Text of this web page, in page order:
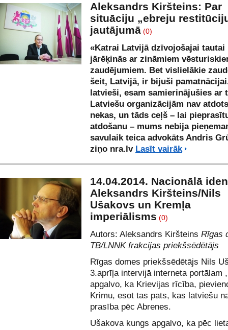
Aleksandrs Kiršteins: Par
situāciju „ebreju
jautājumā (0)
«Katrai Latvijā dzīvojošajai tautai
jārēķinās ar zināmiem
zaudējumiem. Bet vislielākie
šeit, Latvijā, ir bijuši
latvieši, esam samierinājušies ar
Latviešu organizācijām nav
nekas, un tāds ceļš – lai
atdošanu – mums nebija
savulaik teica advokāts Andris
ziņo nra.lv Lasīt vairāk
14.04.2014. Nacionālā
Aleksandrs Kiršteins/Nils
Ušakovs un Kremļa
imperiālisms (0)
Autors: Aleksandrs Kiršteins Rīgas
TB/LNNK frakcijas priekšsēdētājs
Rīgas domes priekšsēdētājs Nils
3.aprīļa intervijā interneta portālam
apgalvo, ka Krievijas rīcība,
Krimu, esot tas pats, kas latviešu
prasība pēc Abrenes.
Ušakova kungs apgalvo, ka pēc